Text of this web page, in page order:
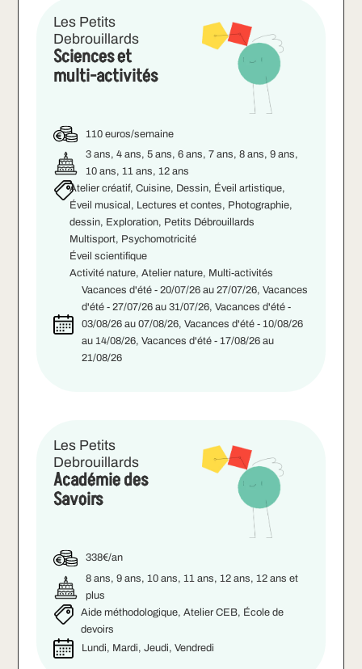
Les Petits
Debrouillards
Sciences et
multi-activités
110 euros/semaine
3 ans, 4 ans, 5 ans, 6 ans, 7 ans, 8 ans, 9 ans,
10 ans, 11 ans, 12 ans
Atelier créatif, Cuisine, Dessin, Éveil artistique,
Éveil musical, Lectures et contes, Photographie,
dessin, Exploration, Petits Débrouillards
Multisport, Psychomotricité
Éveil scientifique
Activité nature, Atelier nature, Multi-activités
Vacances d'été - 20/07/26 au 27/07/26, Vacances
d'été - 27/07/26 au 31/07/26, Vacances d'été -
03/08/26 au 07/08/26, Vacances d'été - 10/08/26
au 14/08/26, Vacances d'été - 17/08/26 au
21/08/26
Les Petits
Debrouillards
Académie des
Savoirs
338€/an
8 ans, 9 ans, 10 ans, 11 ans, 12 ans, 12 ans et
plus
Aide méthodologique, Atelier CEB, École de
devoirs
Lundi, Mardi, Jeudi, Vendredi